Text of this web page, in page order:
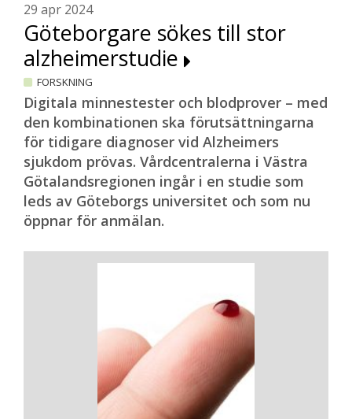
29 apr 2024
Göteborgare sökes till stor
alzheimerstudie
FORSKNING
Digitala minnestester och blodprover – med
den kombinationen ska förutsättningarna
för tidigare diagnoser vid Alzheimers
sjukdom prövas. Vårdcentralerna i Västra
Götalandsregionen ingår i en studie som
leds av Göteborgs universitet och som nu
öppnar för anmälan.